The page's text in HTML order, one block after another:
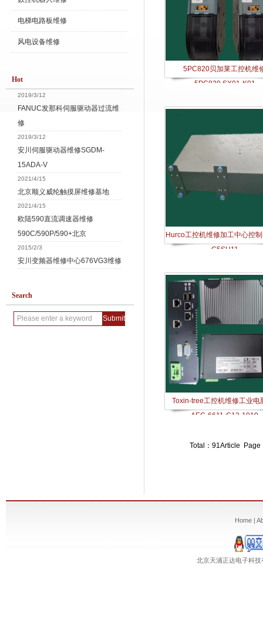
电梯电路板维修
风电设备维修
Hot
2019/3/12
FANUC发那科伺服驱动器过流维
修
2019/3/12
安川伺服驱动器维修SGDM-
15ADA-V
2021/4/15
北京顺义威纶触摸屏维修基地
2021/4/15
欧陆590直流调速器维修
590C/590P/590+北京
2015/2/3
安川变频器维修中心676VG3维修
Search
5PC820贝加莱工控机维
5PC820.SX01-K01
Hurco工控机维修加工中心控
C5SH11
Toxin-tree工控机维修工业电
AEC-6611-C12-1010
Total：91Article Page
Home |
北京天浦正达电子科